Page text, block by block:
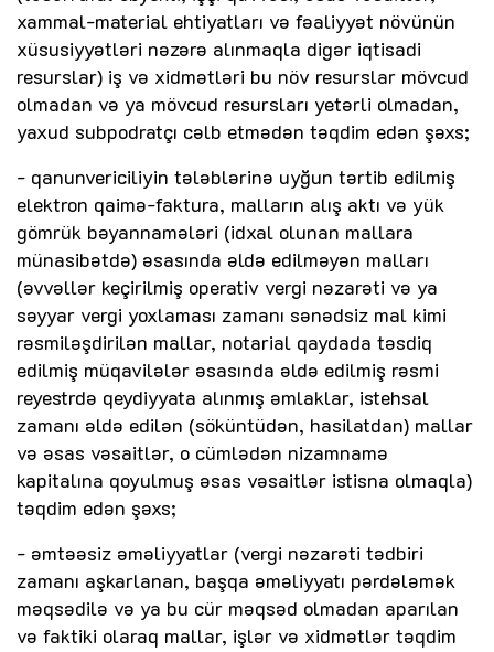
xammal-material ehtiyatları və fəaliyyət növünün
xüsusiyyətləri nəzərə alınmaqla digər iqtisadi
resurslar) iş və xidmətləri bu növ resurslar mövcud
olmadan və ya mövcud resursları yetərli olmadan,
yaxud subpodratçı cəlb etmədən təqdim edən şəxs;
- qanunvericiliyin tələblərinə uyğun tərtib edilmiş
elektron qaimə-faktura, malların alış aktı və yük
gömrük bəyannamələri (idxal olunan mallara
münasibətdə) əsasında əldə edilməyən malları
(əvvəllər keçirilmiş operativ vergi nəzarəti və ya
səyyar vergi yoxlaması zamanı sənədsiz mal kimi
rəsmiləşdirilən mallar, notarial qaydada təsdiq
edilmiş müqavilələr əsasında əldə edilmiş rəsmi
reyestrdə qeydiyyata alınmış əmlaklar, istehsal
zamanı əldə edilən (söküntüdən, hasilatdan) mallar
və əsas vəsaitlər, o cümlədən nizamnamə
kapitalına qoyulmuş əsas vəsaitlər istisna olmaqla)
təqdim edən şəxs;
- əmtəəsiz əməliyyatlar (vergi nəzarəti tədbiri
zamanı aşkarlanan, başqa əməliyyatı pərdələmək
məqsədilə və ya bu cür məqsəd olmadan aparılan
və faktiki olaraq mallar, işlər və xidmətlər təqdim